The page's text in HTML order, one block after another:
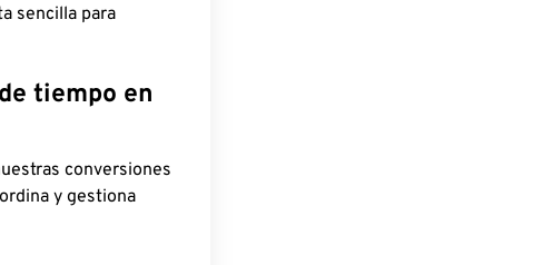
sencilla para
tiempo en
conversiones
y gestiona